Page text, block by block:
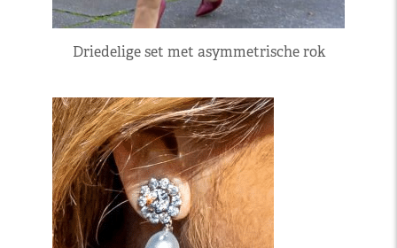
Driedelige set met asymmetrische rok